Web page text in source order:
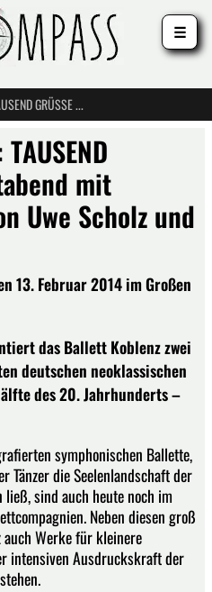
Theater Koblenz: TAUSEND GRÜSSE - Ballettabend mit Choreografien von Uwe Scholz und Steffen Fuchs
mit
Uwe Scholz und
13. Februar 2014 im Großen
das Ballett Koblenz zwei
deutschen neoklassischen
des 20. Jahrhunderts –
symphonischen Ballette,
Tänzer die Seelenlandschaft der
sind auch heute noch im
Neben diesen groß
Werke für kleinere
intensiven Ausdruckskraft der
☰